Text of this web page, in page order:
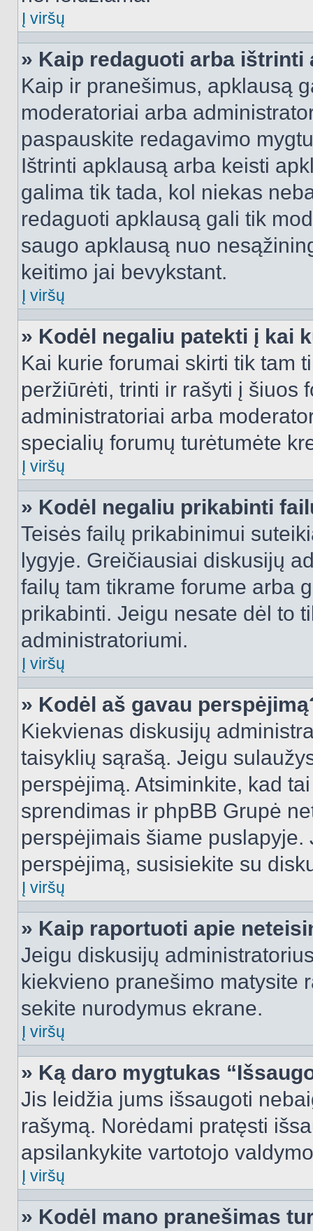
Į viršų
» Kaip redaguoti arba ištrinti
Kaip ir pranešimus, apklausą
moderatoriai arba
paspauskite redagavimo
Ištrinti apklausą arba keisti
galima tik tada, kol niekas
redaguoti apklausą gali tik
saugo apklausą nuo
keitimo jai bevykstant.
Į viršų
» Kodėl negaliu patekti į kai
Kai kurie forumai skirti tik tam
peržiūrėti, trinti ir rašyti į šiuos
administratoriai arba
specialių forumų turėtumėte
Į viršų
» Kodėl negaliu prikabinti
Teisės failų prikabinimui
lygyje. Greičiausiai diskusijų
failų tam tikrame forume arba
prikabinti. Jeigu nesate dėl to
administratoriumi.
Į viršų
» Kodėl aš gavau
Kiekvienas diskusijų
taisyklių sąrašą. Jeigu
perspėjimą. Atsiminkite, kad
sprendimas ir phpBB Grupė
perspėjimais šiame
perspėjimą, susisiekite su
Į viršų
» Kaip raportuoti apie
Jeigu diskusijų
kiekvieno pranešimo matysite
sekite nurodymus ekrane.
Į viršų
» Ką daro mygtukas
Jis leidžia jums išsaugoti
rašymą. Norėdami pratęsti
apsilankykite vartotojo
Į viršų
» Kodėl mano pranešimas